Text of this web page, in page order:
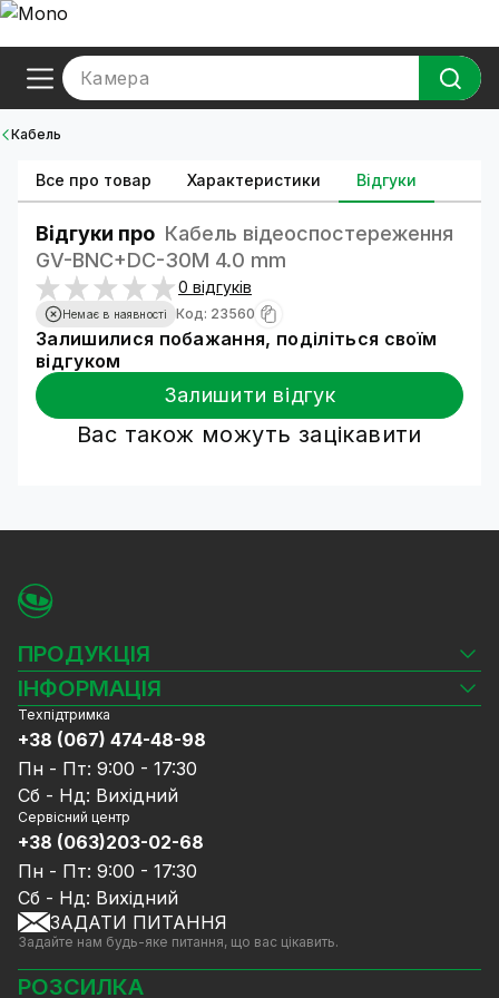
Камера
Кабель
Все про товар Характеристики Відгуки
Відгуки про Кабель відеоспостереження
GV-BNC+DC-30M 4.0 mm
0 відгуків
Немає в наявності Код: 23560
Залишилися побажання, поділіться своїм
відгуком
Залишити відгук
Вас також можуть зацікавити
ПРОДУКЦІЯ
Камери відеоспостереження
Відеореєстратори
Комплекти відеоспостереження
СКУД
Джерела живлення
Мережеве обладнання
Ноутбуки та комп'ютери
Аксесуари
Акції
Знижені в ціні товари
GreenVision знижки
Мерч від GreenVision
ІНФОРМАЦІЯ
Блог
Доставка та оплата
Гарантія та Сервісне обслуговування
Політика конфіденційності
Договір публічної оферти
Співпраця
Послуги
Калькулятор розрахунку обсягу HDD
Техпідтримка
+38 (067) 474-48-98
Пн - Пт: 9:00 - 17:30
Сб - Нд: Вихідний
Сервісний центр
+38 (063)203-02-68
Пн - Пт: 9:00 - 17:30
Сб - Нд: Вихідний
ЗАДАТИ ПИТАННЯ
Задайте нам будь-яке питання, що вас цікавить.
РОЗСИЛКА